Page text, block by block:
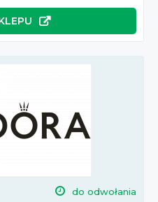
do odwołania